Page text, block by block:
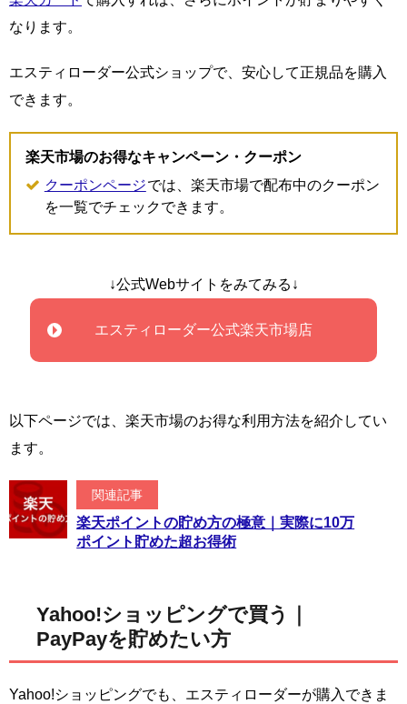
なります。
エスティローダー公式ショップで、安心して正規品を購入
できます。
楽天市場のお得なキャンペーン・クーポン
クーポンページでは、楽天市場で配布中のクーポン
を一覧でチェックできます。
↓公式Webサイトをみてみる↓
エスティローダー公式楽天市場店
以下ページでは、楽天市場のお得な利用方法を紹介してい
ます。
関連記事
楽天ポイントの貯め方の極意｜実際に10万
ポイント貯めた超お得術
Yahoo!ショッピングで買う｜
PayPayを貯めたい方
Yahoo!ショッピングでも、エスティローダーが購入できま